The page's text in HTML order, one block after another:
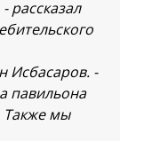
рассказал
Исбасаров. -
павильона
Также мы